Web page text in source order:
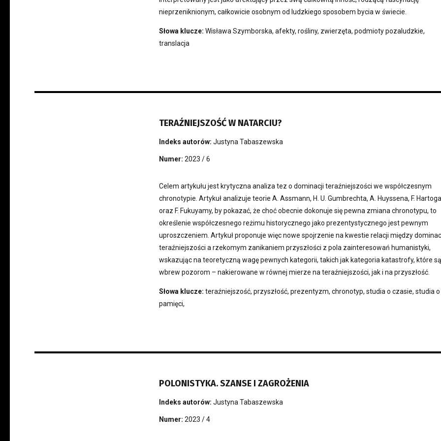
nieprzeniknionym, całkowicie osobnym od ludzkiego sposobem bycia w świecie.
Słowa klucze: Wisława Szymborska, afekty, rośliny, zwierzęta, podmioty pozaludzkie,
translacja
TERAŹNIEJSZOŚĆ W NATARCIU?
Indeks autorów: Justyna Tabaszewska
Numer: 2023 / 6
Celem artykułu jest krytyczna analiza tez o dominacji teraźniejszości we współczesnym
chronotypie. Artykuł analizuje teorie A. Assmann, H. U. Gumbrechta, A. Huyssena, F. Hartoga
oraz F. Fukuyamy, by pokazać, że choć obecnie dokonuje się pewna zmiana chronotypu, to
określenie współczesnego reżimu historycznego jako prezentystycznego jest pewnym
uproszczeniem. Artykuł proponuje więc nowe spojrzenie na kwestie relacji między
teraźniejszości a rzekomym zanikaniem przyszłości z pola zainteresowań humanistyki,
wskazując na teoretyczną wagę pewnych kategorii, takich jak kategoria katastrofy, które
wbrew pozorom – nakierowane w równej mierze na teraźniejszości, jak i na przyszłość.
Słowa klucze: teraźniejszość, przyszłość, prezentyzm, chronotyp, studia o czasie, studia o
pamięci,
POLONISTYKA. SZANSE I ZAGROŻENIA
Indeks autorów: Justyna Tabaszewska
Numer: 2023 / 4